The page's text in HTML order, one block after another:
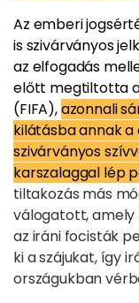
Az emberi
is szivárványos
az elfogadás
előtt megtiltotta a
(FIFA),azonnali
kilátásba annak
szivárványos
karszalaggal lép
tiltakozás más
válogatott,
az iráni focisták
ki a szájukat, így
országukban